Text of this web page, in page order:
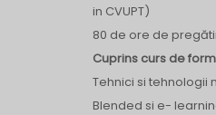
in CVUPT)
80 de ore de
Cuprins curs de
Tehnici si
Blended si e-